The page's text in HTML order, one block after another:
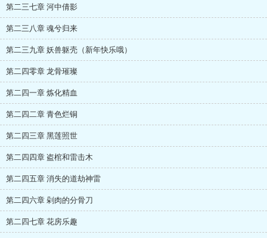
第二三七章 河中倩影
第二三八章 魂兮归来
第二三九章 妖兽躯壳（新年快乐哦）
第二四零章 龙骨璀璨
第二四一章 炼化精血
第二四二章 青色烂铜
第二四三章 黑莲照世
第二四四章 盗棺和雷击木
第二四五章 消失的道劫神雷
第二四六章 剁肉的分骨刀
第二四七章 花房乐趣